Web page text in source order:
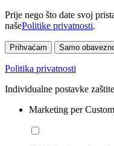
Prije nego što date svoj
našePolitike privatnosti.
Prihvaćam Samo
Politika privatnosti
Individualne postavke
Marketing per